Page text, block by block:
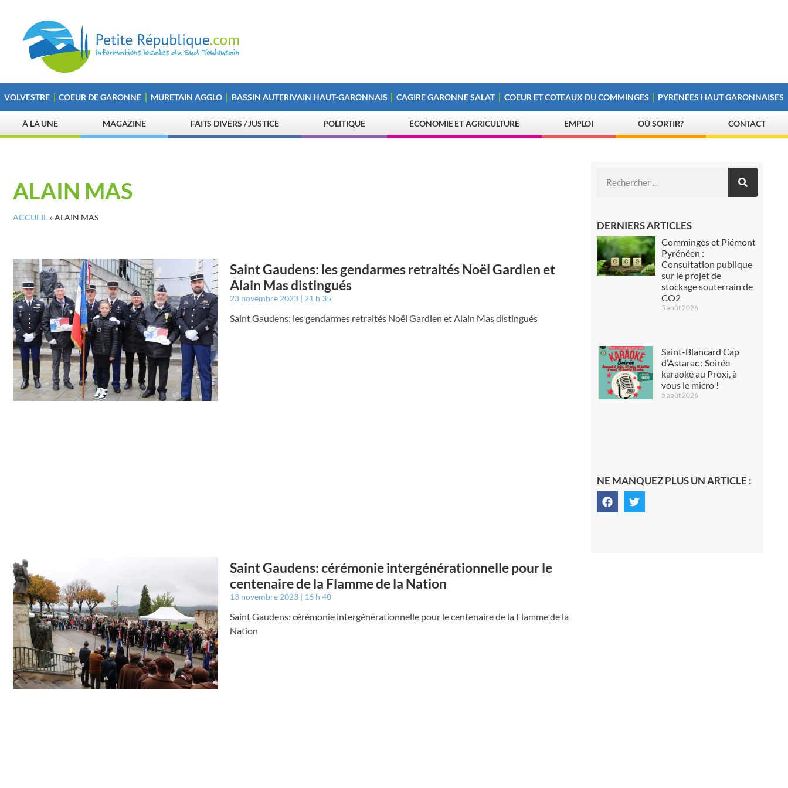
VOLVESTRE COEUR DE GARONNE MURETAIN AGGLO BASSIN AUTERIVAIN HAUT-GARONNAIS CAGIRE GARONNE SALAT COEUR ET COTEAUX DU COMMINGES PYRÉNÉES HAUT GARONNAISES
À LA UNE MAGAZINE FAITS DIVERS / JUSTICE POLITIQUE ÉCONOMIE ET AGRICULTURE EMPLOI OÙ SORTIR? CONTACT
ALAIN MAS
ACCUEIL »ALAIN MAS
Saint Gaudens: les gendarmes retraités Noël Gardien et
Alain Mas distingués
23 novembre 2023 21 h 35
Saint Gaudens: les gendarmes retraités Noël Gardien et Alain Mas distingués
Saint Gaudens: cérémonie intergénérationnelle pour le
centenaire de la Flamme de la Nation
13 novembre 2023 16 h 40
Saint Gaudens: cérémonie intergénérationnelle pour le centenaire de la Flamme de la
Nation
DERNIERS ARTICLES
Comminges et Piémont
Pyrénéen :
Consultation publique
sur le projet de
stockage souterrain de
CO2
5 août 2026
Saint-Blancard Cap
d’Astarac : Soirée
karaoké au Proxi, à
vous le micro !
5 août 2026
NE MANQUEZ PLUS UN ARTICLE :